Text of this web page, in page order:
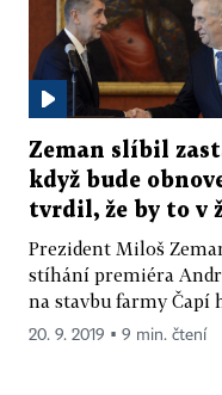
Zeman slíbil
když bude
tvrdil, že by to v
Prezident Miloš
stíhání premiéra
na stavbu farmy Čapí
20. 9. 2019 ▪ 9 min. čtení